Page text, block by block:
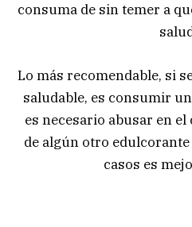
consuma de sin temer a
Lo más recomendable, si
saludable, es consumir
es necesario abusar en
de algún otro
casos es